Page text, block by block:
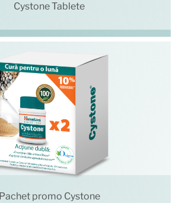
Cystone Tablete
Pachet promo Cystone